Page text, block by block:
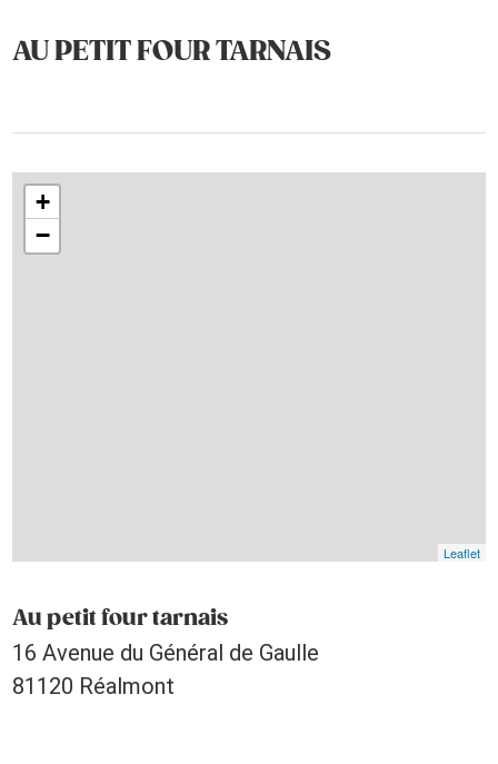
AU PETIT FOUR TARNAIS
+
−
Leaflet
Au petit four tarnais
16 Avenue du Général de Gaulle
81120 Réalmont